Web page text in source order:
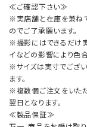
≪ご確認下さい≫
※実店舗と在庫を兼ね
のでご了承願います。
※撮影にはできるだけ
イなどの影響により色
※サイズは実寸でござ
ます。
※複数個ご注文をいた
翌日となります。
≪製品保証≫